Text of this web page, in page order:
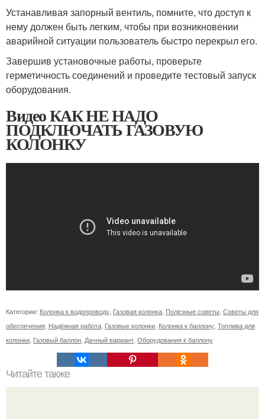
Устанавливая запорный вентиль, помните, что доступ к
нему должен быть легким, чтобы при возникновении
аварийной ситуации пользователь быстро перекрыл его.
Завершив установочные работы, проверьте
герметичность соединений и проведите тестовый запуск
оборудования.
Видео КАК НЕ НАДО
ПОДКЛЮЧАТЬ ГАЗОВУЮ
КОЛОНКУ
Категории: Колонка к водопроводу, Газовая колонка, Полезные советы, Советы для
обеспечения, Надёжная работа, Газовые колонки, Колонка к баллону, Топлива для
колонки, Газовый баллон, Дачный вариант, Оборудования к баллону
Читайте также